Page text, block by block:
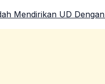
Mendirikan UD